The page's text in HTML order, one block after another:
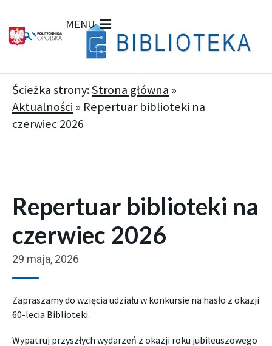
MENU
Ścieżka strony:Strona główna »
Aktualności » Repertuar biblioteki na
czerwiec 2026
Repertuar biblioteki na
czerwiec 2026
29 maja, 2026
Zapraszamy do wzięcia udziału w konkursie na hasło z okazji
60-lecia Biblioteki.
Wypatruj przyszłych wydarzeń z okazji roku jubileuszowego